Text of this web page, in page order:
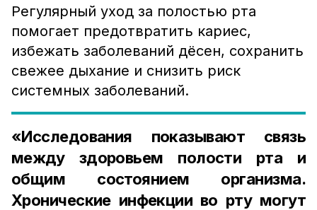
Регулярный уход за полостью рта
помогает предотвратить кариес,
избежать заболеваний дёсен, сохранить
свежее дыхание и снизить риск
системных заболеваний.
«Исследования показывают связь
между здоровьем полости рта и
общим состоянием организма.
Хронические инфекции во рту могут